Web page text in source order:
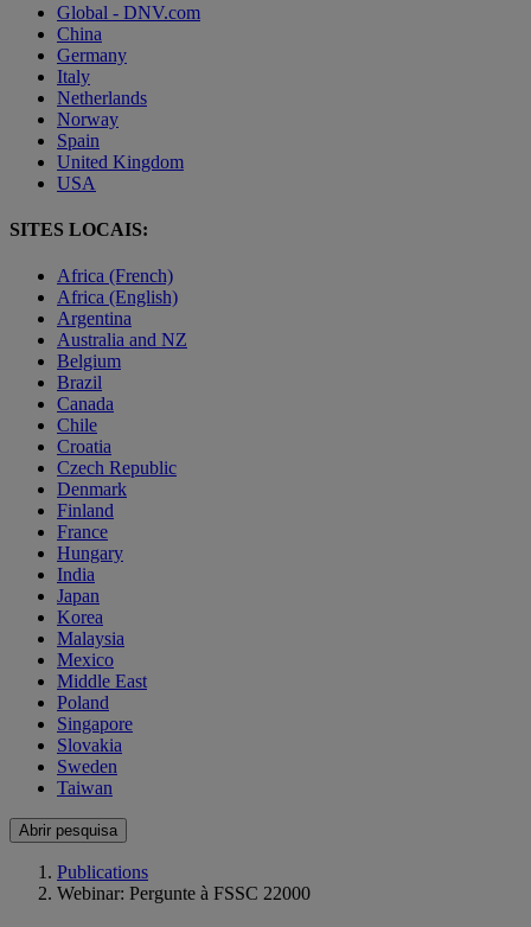
Global - DNV.com
China
Germany
Italy
Netherlands
Norway
Spain
United Kingdom
USA
SITES LOCAIS:
Africa (French)
Africa (English)
Argentina
Australia and NZ
Belgium
Brazil
Canada
Chile
Croatia
Czech Republic
Denmark
Finland
France
Hungary
India
Japan
Korea
Malaysia
Mexico
Middle East
Poland
Singapore
Slovakia
Sweden
Taiwan
Abrir pesquisa
Publications
Webinar: Pergunte à FSSC 22000